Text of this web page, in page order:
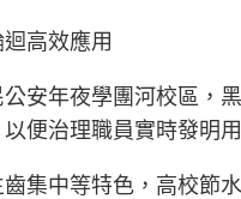
高效應用
安年夜學團河校區，
便治理職員實時發明
集中等特色，高校節